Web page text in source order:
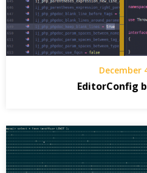
December
EditorConfig